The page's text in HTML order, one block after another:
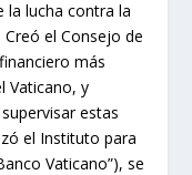
la lucha contra la
el Consejo de
más
Vaticano, y
estas
el Instituto para
Vaticano”), se